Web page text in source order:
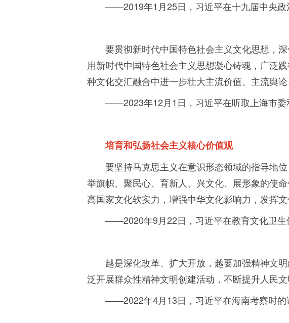
——2019年1 月25日，习近平在十九届中央
要贯彻新时代中国特色社会主义文化思想，
用新时代中国特色社会主义思想凝心铸魂，广泛
种文化交汇融合中进一步壮大主流价值、主流舆论
——2023年12月1日，习近平在听取上海市
培育和弘扬社会主义核心价值观
要坚持马克思主义在意识形态领域的指导地
举旗帜、聚民心、育新人、兴文化、展形象的使
高国家文化软实力，增强中华文化影响力，发挥
——2020年9月22日，习近平在教育文化卫
越是深化改革、扩大开放，越要加强精神文
泛开展群众性精神文明创建活动，不断提升人民文
——2022年4月13日，习近平在海南考察时